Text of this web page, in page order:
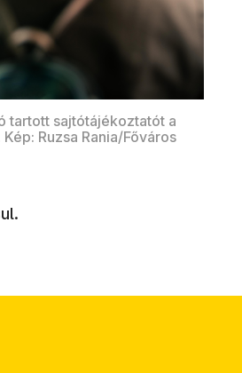
tartott sajtótájékoztatót a
Ruzsa Rania/Főváros